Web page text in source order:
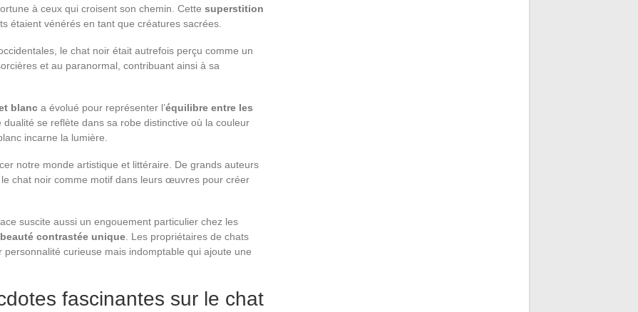
à ceux qui croisent son chemin. Cette superstition
étaient vénérés en tant que créatures sacrées.
le chat noir était autrefois perçu comme un
et au paranormal, contribuant ainsi à sa
blanc a évolué pour représenter l’équilibre entre les
dualité se reflète dans sa robe distinctive où la couleur
incarne la lumière.
notre monde artistique et littéraire. De grands auteurs
le chat noir comme motif dans leurs œuvres pour créer
suscite aussi un engouement particulier chez les
beauté contrastée unique . Les propriétaires de chats
curieuse mais indomptable qui ajoute une
fascinantes sur le chat